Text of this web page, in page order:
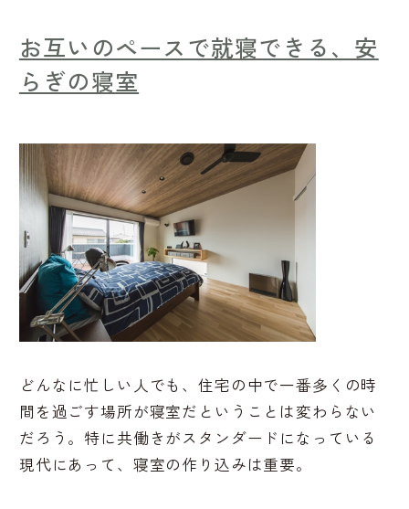
お互いのペースで就寝できる、安
らぎの寝室
どんなに忙しい人でも、住宅の中で一番多くの時
間を過ごす場所が寝室だということは変わらない
だろう。特に共働きがスタンダードになっている
現代にあって、寝室の作り込みは重要。